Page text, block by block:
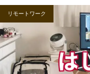
リモートワーク